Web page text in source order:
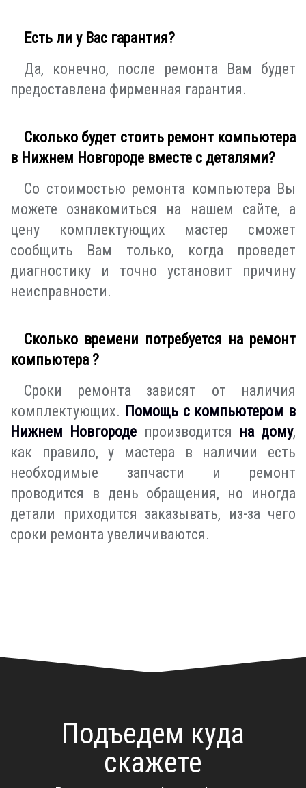
Есть ли у Вас гарантия?
Да, конечно, после ремонта Вам будет
предоставлена фирменная гарантия.
Сколько будет стоить ремонт компьютера
в Нижнем Новгороде вместе с деталями?
Со стоимостью ремонта компьютера Вы
можете ознакомиться на нашем сайте, а
цену комплектующих мастер сможет
сообщить Вам только, когда проведет
диагностику и точно установит причину
неисправности.
Сколько времени потребуется на ремонт
компьютера ?
Сроки ремонта зависят от наличия
комплектующих. Помощь с компьютером в
Нижнем Новгороде производится на дому,
как правило, у мастера в наличии есть
необходимые запчасти и ремонт
проводится в день обращения, но иногда
детали приходится заказывать, из-за чего
сроки ремонта увеличиваются.
Подъедем куда
скажете